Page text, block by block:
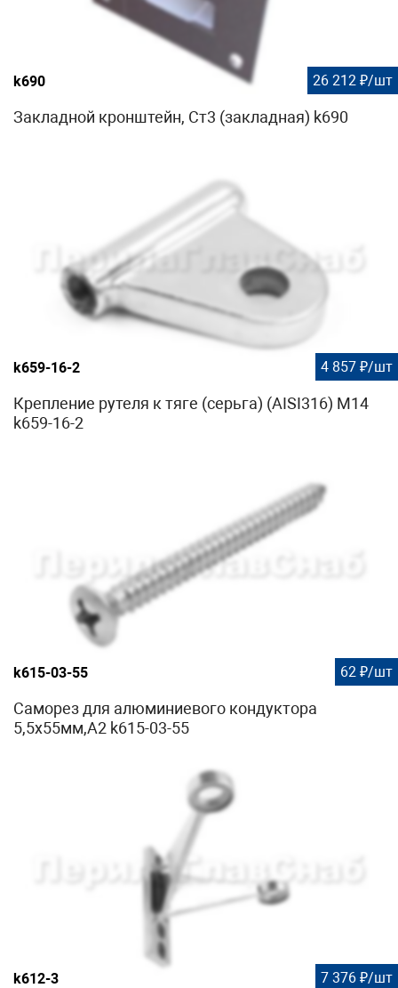
k690 26 212 ₽/шт
Закладной кронштейн, Ст3 (закладная) k690
k659-16-2 4 857 ₽/шт
Крепление рутеля к тяге (серьга) (AISI316) М14
k659-16-2
k615-03-55 62 ₽/шт
Саморез для алюминиевого кондуктора
5,5х55мм,A2 k615-03-55
k612-3 7 376 ₽/шт